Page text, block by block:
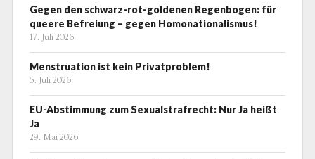
Gegen den schwarz-rot-goldenen Regenbogen: für
queere Befreiung – gegen Homonationalismus!
17. Juli 2026
Menstruation ist kein Privatproblem!
5. Juli 2026
EU-Abstimmung zum Sexualstrafrecht: Nur Ja heißt
Ja
29. Mai 2026